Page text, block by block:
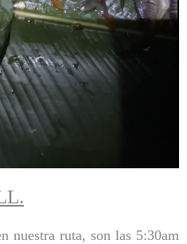
nuestra ruta, son las 5:30am